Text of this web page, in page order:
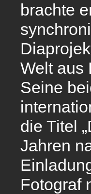
brachte
Welt aus
Seine
die Titel
Jahren
Fotograf